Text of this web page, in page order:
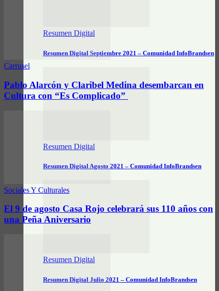
Resumen Digital
Resumen Digital Septiembre 2021 – Comunidad InfoBrandsen
Resumen Digital
Resumen Digital Agosto 2021 – Comunidad InfoBrandsen
Resumen Digital
Resumen Digital Julio 2021 – Comunidad InfoBrandsen
Carrusel
Pablo Alarcón y Claribel Medina desembarcan en
Cultura con “Es Complicado”
Sociales Y Culturales
El 9 de agosto Casa Rojo celebrará sus 110 años con
una Peña Aniversario